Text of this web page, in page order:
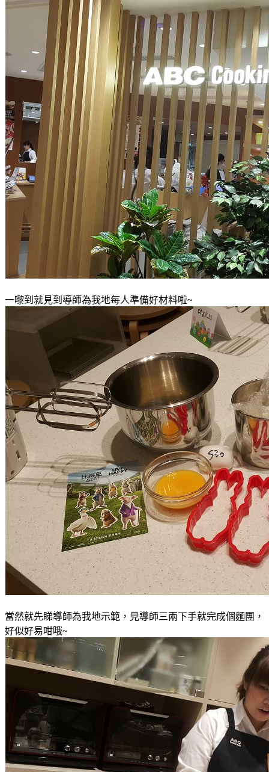
一嚟到就見到導師為我地每人準備好材料啦~
當然就先睇導師為我地示範 ，見導師三兩下手就完成個麵團 ，
好似好易咁哦~